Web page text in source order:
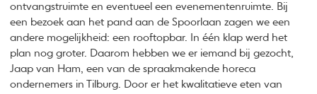
ontvangstruimte en eventueel een evenementenruimte. Bij
een bezoek aan het pand aan de Spoorlaan zagen we een
andere mogelijkheid: een rooftopbar. In één klap werd het
plan nog groter. Daarom hebben we er iemand bij gezocht,
Jaap van Ham, een van de spraakmakende horeca
ondernemers in Tilburg. Door er het kwalitatieve eten van